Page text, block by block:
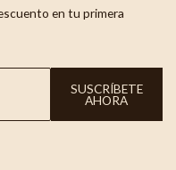
en tu primera
SUSCRÍBETE
AHORA